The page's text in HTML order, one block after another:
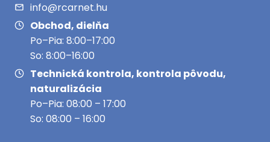
info@rcarnet.hu
Obchod, dielňa
Po–Pia: 8:00–17:00
So: 8:00–16:00
Technická kontrola, kontrola pôvodu,
naturalizácia
Po–Pia: 08:00 – 17:00
So: 08:00 – 16:00